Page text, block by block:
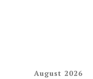
August 2026